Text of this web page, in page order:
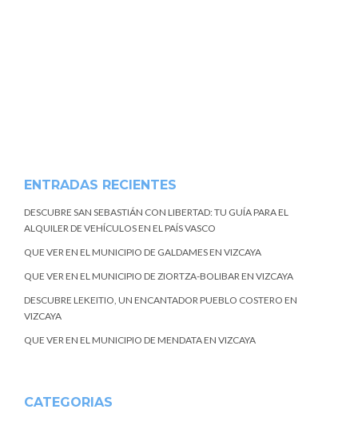
ENTRADAS RECIENTES
DESCUBRE SAN SEBASTIÁN CON LIBERTAD: TU GUÍA PARA EL
ALQUILER DE VEHÍCULOS EN EL PAÍS VASCO
QUE VER EN EL MUNICIPIO DE GALDAMES EN VIZCAYA
QUE VER EN EL MUNICIPIO DE ZIORTZA-BOLIBAR EN VIZCAYA
DESCUBRE LEKEITIO, UN ENCANTADOR PUEBLO COSTERO EN
VIZCAYA
QUE VER EN EL MUNICIPIO DE MENDATA EN VIZCAYA
CATEGORIAS